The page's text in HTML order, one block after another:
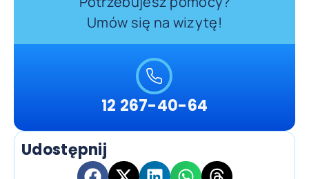
Umów się na wizytę!
12 267-40-64
Udostępnij